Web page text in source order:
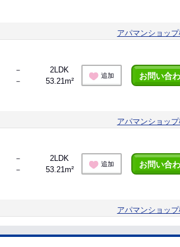
アパマンショッ
－
－
2LDK
53.21m²
追加 お問い合
アパマンショッ
－
－
2LDK
53.21m²
追加 お問い合
アパマンショッ